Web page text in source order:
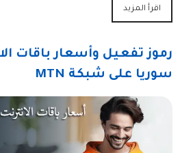
اقرأ المزيد
رموز تفعيل وأسعار باقات
سوريا على شبكة MTN